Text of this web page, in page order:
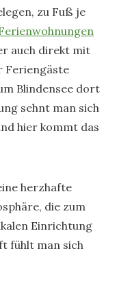
zu Fuß je
auch direkt mit
Feriengäste
Blindensee dort
sehnt man sich
hier kommt das
herzhafte
die zum
Einrichtung
fühlt man sich